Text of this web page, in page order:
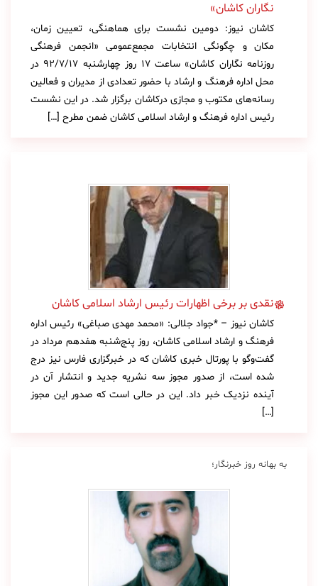
نگاران کاشان»
کاشان نیوز: دومین نشست برای هماهنگی، تعیین زمان،
مکان و چگونگی انتخابات مجمع‌عمومی «انجمن فرهنگی
روزنامه نگاران کاشان» ساعت 17 روز چهارشنبه 92/7/17 در
محل اداره فرهنگ و ارشاد با حضور تعدادی از مدیران و فعالین
رسانه‌های مکتوب و مجازی درکاشان برگزار شد. در این نشست
رئیس اداره فرهنگ و ارشاد اسلامی کاشان ضمن مطرح […]
نقدی بر برخی اظهارات رئیس ارشاد اسلامی کاشان
کاشان نیوز – *جواد جلالی: «محمد مهدی صباغی» رئیس اداره
فرهنگ و ارشاد اسلامی کاشان، روز پنج‌شنبه هفدهم مرداد در
گفت‌وگو با پورتال خبری کاشان که در خبرگزاری فارس نیز درج
شده است، از صدور مجوز سه نشریه جدید و انتشار آن در
آینده نزدیک خبر داد. این در حالی است که صدور این مجوز
[…]
به بهانه روز خبرنگار؛